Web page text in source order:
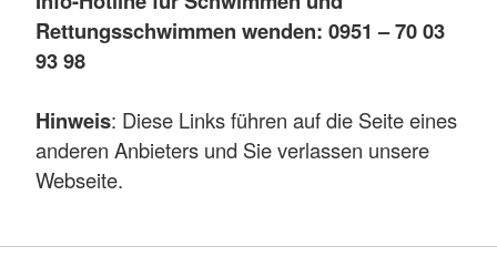
Rettungsschwimmen wenden: 0951 – 70 03
93 98
Hinweis: Diese Links führen auf die Seite eines
anderen Anbieters und Sie verlassen unsere
Webseite.